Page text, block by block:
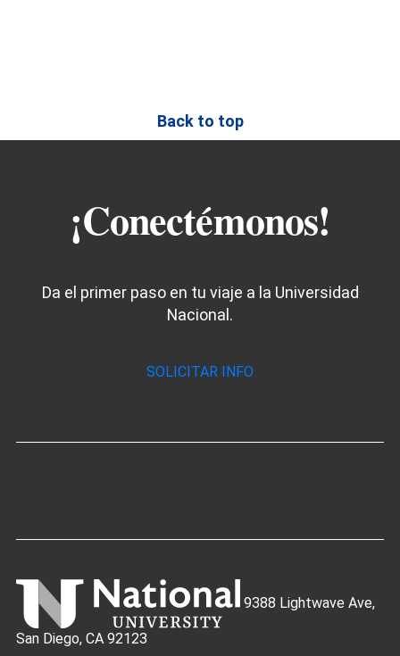
Back to top
¡Conectémonos!
Da el primer paso en tu viaje a la Universidad
Nacional.
SOLICITAR INFO
9388 Lightwave Ave,
San Diego, CA 92123